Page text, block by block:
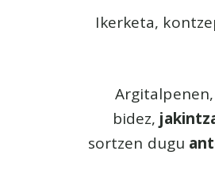
Ikerketa,
bidez,
sortzen dugu